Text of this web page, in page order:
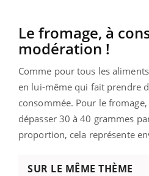
Le fromage, à
modération !
Comme pour tous les
en lui-même qui fait prendre
consommée. Pour le
dépasser 30 à 40 grammes
proportion, cela représente
SUR LE MÊME THÈME